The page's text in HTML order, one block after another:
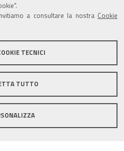
a consultare la nostra Cookie
TECNICI
TUTTO
Informative privacy
Social media policy